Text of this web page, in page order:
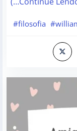
#filosofia